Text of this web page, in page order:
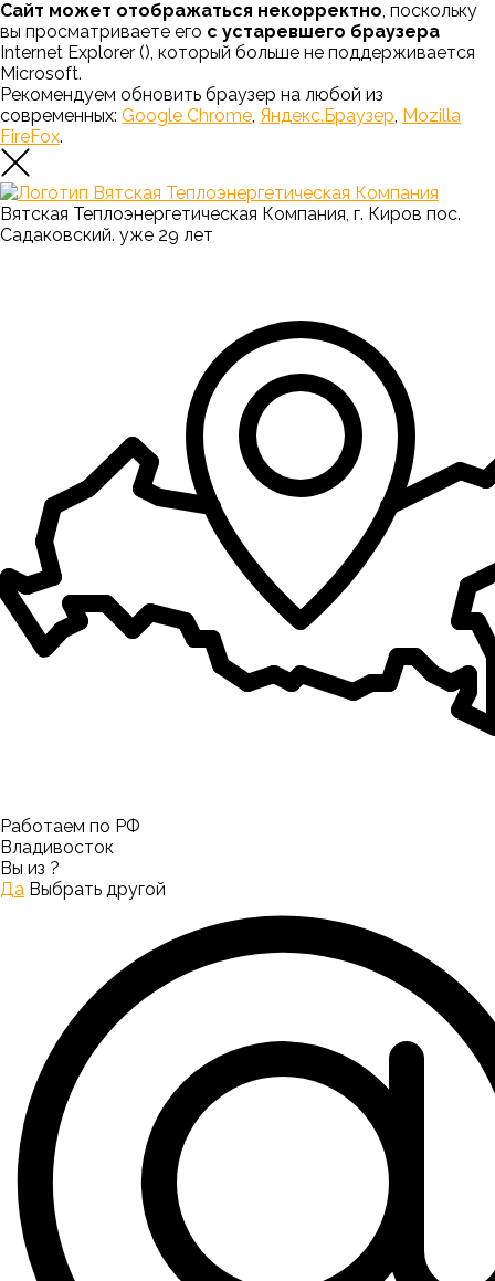
Сайт может отображаться некорректно, поскольку
вы просматриваете его с устаревшего браузера
Internet Explorer (), который больше не поддерживается
Microsoft.
Рекомендуем обновить браузер на любой из
современных: Google Chrome, Яндекс.Браузер, Mozilla
FireFox.
Вятская Теплоэнергетическая Компания, г. Киров пос.
Садаковский. уже 29 лет
Работаем по РФ
Владивосток
Вы из ?
Да Выбрать другой